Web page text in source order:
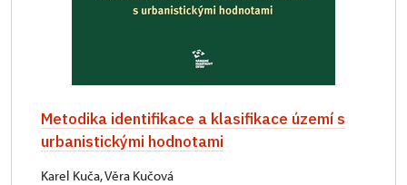
Metodika identifikace a klasifikace území s
urbanistickými hodnotami
Karel Kuča, Věra Kučová